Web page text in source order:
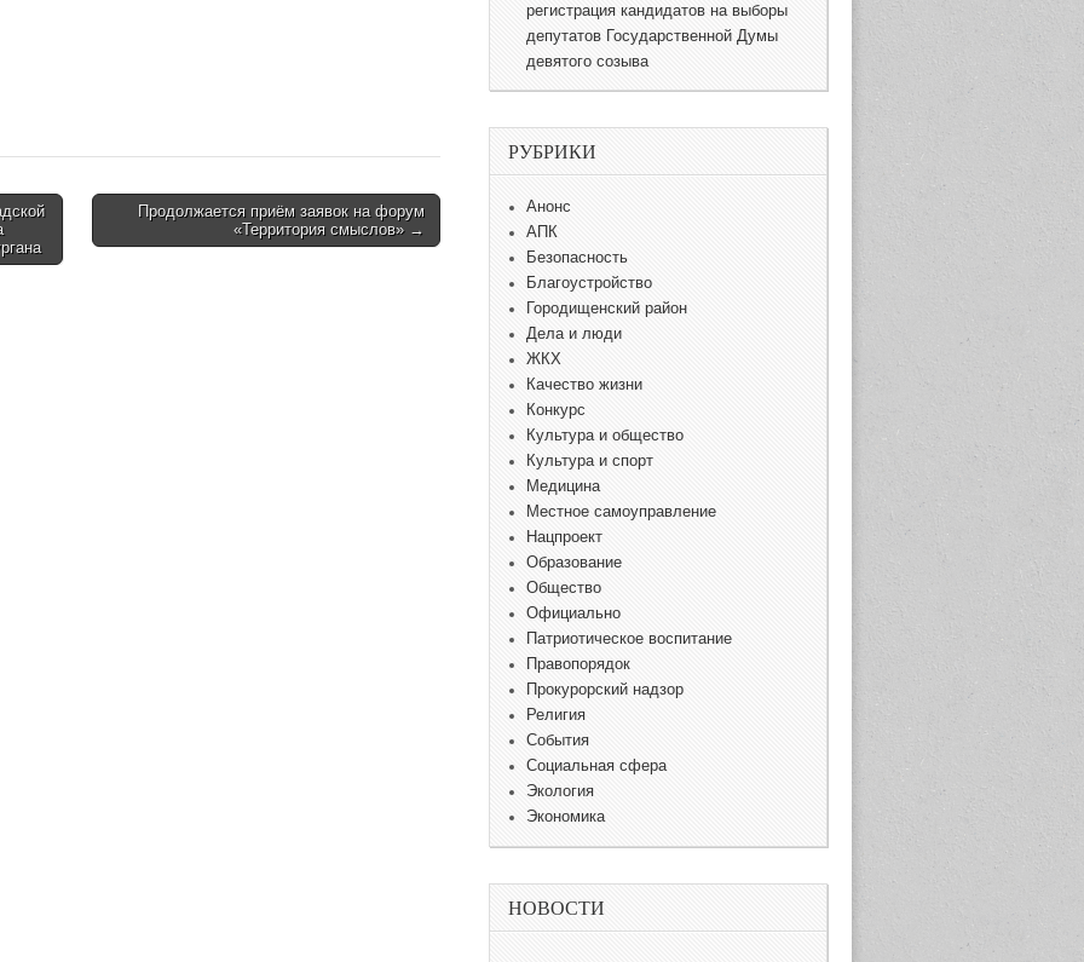
Продолжается приём заявок на форум
«Территория смыслов» →
регистрация кандидатов на выборы
депутатов Государственной Думы
девятого созыва
РУБРИКИ
Анонс
АПК
Безопасность
Благоустройство
Городищенский район
Дела и люди
ЖКХ
Качество жизни
Конкурс
Культура и общество
Культура и спорт
Медицина
Местное самоуправление
Нацпроект
Образование
Общество
Официально
Патриотическое воспитание
Правопорядок
Прокурорский надзор
Религия
События
Социальная сфера
Экология
Экономика
НОВОСТИ